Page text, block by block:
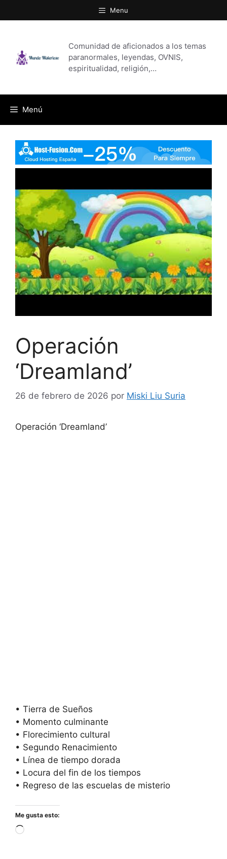
al
Menu
Comunidad de aficionados a los temas
paranormales, leyendas, OVNIS,
espiritualidad, religión,…
Menú
Operación
‘Dreamland’
26 de febrero de 2026 por Miski Liu Suria
Operación ‘Dreamland’
• Tierra de Sueños
• Momento culminante
• Florecimiento cultural
• Segundo Renacimiento
• Línea de tiempo dorada
• Locura del fin de los tiempos
• Regreso de las escuelas de misterio
Me gusta esto:
Cargando...